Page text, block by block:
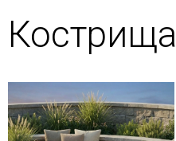
Кострища